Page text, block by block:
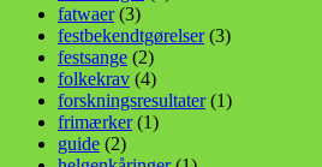
fatwaer(3)
festbekendtgørelser(3)
festsange (2)
folkekrav (4)
forskningsresultater(1)
frimærker(1)
guide (2)